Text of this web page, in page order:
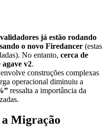
já estão rodando
o novo Firedancer (estas
No entanto, cerca de
v2.
construções complexas
operacional diminuiu a
ressalta a importância da
Migração